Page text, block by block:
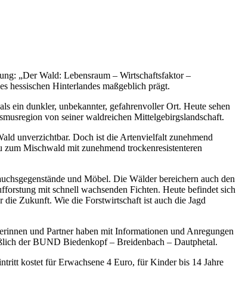
„Der Wald: Lebensraum – Wirtschaftsfaktor –
hessischen Hinterlandes maßgeblich prägt.
ein dunkler, unbekannter, gefahrenvoller Ort. Heute sehen
von seiner waldreichen Mittelgebirgslandschaft.
unverzichtbar. Doch ist die Artenvielfalt zunehmend
Mischwald mit zunehmend trockenresistenteren
und Möbel. Die Wälder bereichern auch den
mit schnell wachsenden Fichten. Heute befindet sich
Zukunft. Wie die Forstwirtschaft ist auch die Jagd
und Partner haben mit Informationen und Anregungen
der BUND Biedenkopf – Breidenbach – Dautphetal.
kostet für Erwachsene 4 Euro, für Kinder bis 14 Jahre